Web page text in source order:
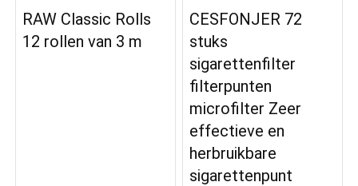
RAW Classic Rolls
12 rollen van 3 m
CESFONJER 72
stuks
sigarettenfilter
filterpunten
microfilter Zeer
effectieve en
herbruikbare
sigarettenpunt